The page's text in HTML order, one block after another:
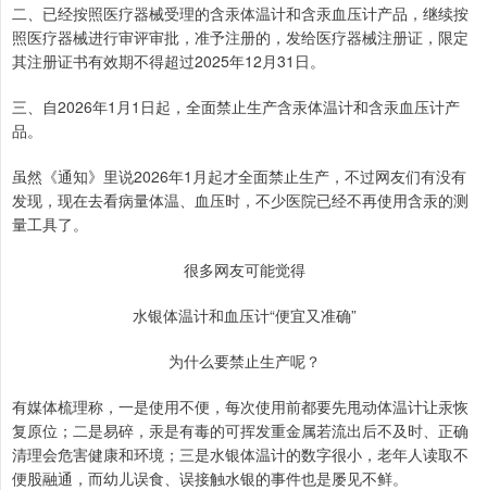
二、已经按照医疗器械受理的含汞体温计和含汞血压计产品，继续按
照医疗器械进行审评审批，准予注册的，发给医疗器械注册证，限定
其注册证书有效期不得超过2025年12月31日。
三、自2026年1月1日起，全面禁止生产含汞体温计和含汞血压计产
品。
虽然《通知》里说2026年1月起才全面禁止生产，不过网友们有没有
发现，现在去看病量体温、血压时，不少医院已经不再使用含汞的测
量工具了。
很多网友可能觉得
水银体温计和血压计“便宜又准确”
为什么要禁止生产呢？
有媒体梳理称，一是使用不便，每次使用前都要先甩动体温计让汞恢
复原位；二是易碎，汞是有毒的可挥发重金属若流出后不及时、正确
清理会危害健康和环境；三是水银体温计的数字很小，老年人读取不
便股融通，而幼儿误食、误接触水银的事件也是屡见不鲜。